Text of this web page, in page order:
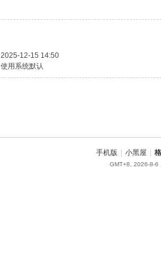
2025-12-15 14:50
使用系统默认
手机版 小黑屋
GMT+8, 2026-8-6